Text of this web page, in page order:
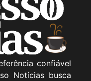
confiável
Notícias busca